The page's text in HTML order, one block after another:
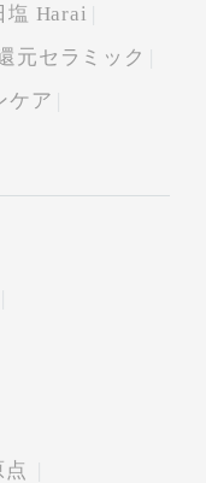
塩 Harai
元セラミック
ケア